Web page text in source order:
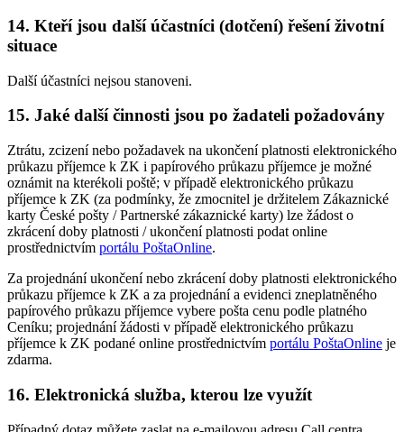
14. Kteří jsou další účastníci (dotčení) řešení životní
situace
Další účastníci nejsou stanoveni.
15. Jaké další činnosti jsou po žadateli požadovány
Ztrátu, zcizení nebo požadavek na ukončení platnosti elektronického
průkazu příjemce k ZK i papírového průkazu příjemce je možné
oznámit na kterékoli poště; v případě elektronického průkazu
příjemce k ZK (za podmínky, že zmocnitel je držitelem Zákaznické
karty České pošty / Partnerské zákaznické karty) lze žádost o
zkrácení doby platnosti / ukončení platnosti podat online
prostřednictvím portálu PoštaOnline.
Za projednání ukončení nebo zkrácení doby platnosti elektronického
průkazu příjemce k ZK a za projednání a evidenci zneplatněného
papírového průkazu příjemce vybere pošta cenu podle platného
Ceníku; projednání žádosti v případě elektronického průkazu
příjemce k ZK podané online prostřednictvím portálu PoštaOnline je
zdarma.
16. Elektronická služba, kterou lze využít